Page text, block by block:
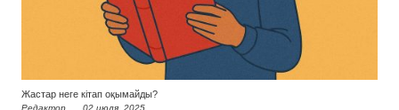
Жастар неге кітап оқымайды?
Редактор 02 июля, 2025